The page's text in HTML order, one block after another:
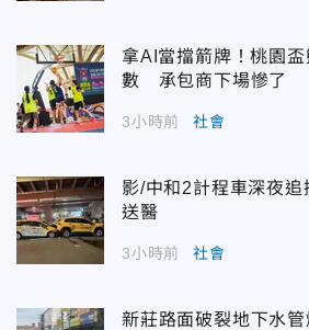
拿AI當擋箭牌！桃園
數 承包商下場慘了
3小時前 社會
影/中和2計程車深夜
送醫
3小時前 社會
新莊路面破裂地下水